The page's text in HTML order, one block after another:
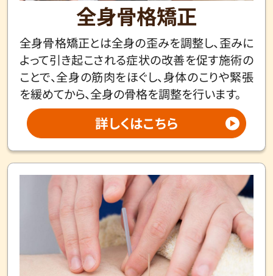
全身骨格矯正
全身骨格矯正とは全身の歪みを調整し、歪みに
よって引き起こされる症状の改善を促す施術の
ことで、全身の筋肉をほぐし、身体のこりや緊張
を緩めてから、全身の骨格を調整を行います。
詳しくはこちら